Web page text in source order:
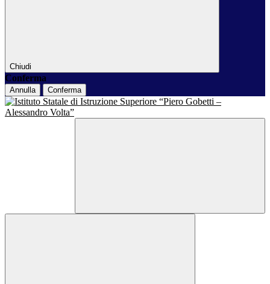
Chiudi
Conferma
Annulla Conferma